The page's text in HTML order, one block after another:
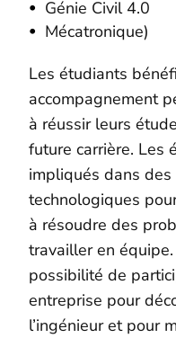
Génie Civil 4.0
Mécatronique)
Les étudiants
accompagnement
à réussir leurs
future carrière. Les
impliqués dans
technologiques
à résoudre des
travailler en
possibilité de
entreprise pour
l’ingénieur et pour